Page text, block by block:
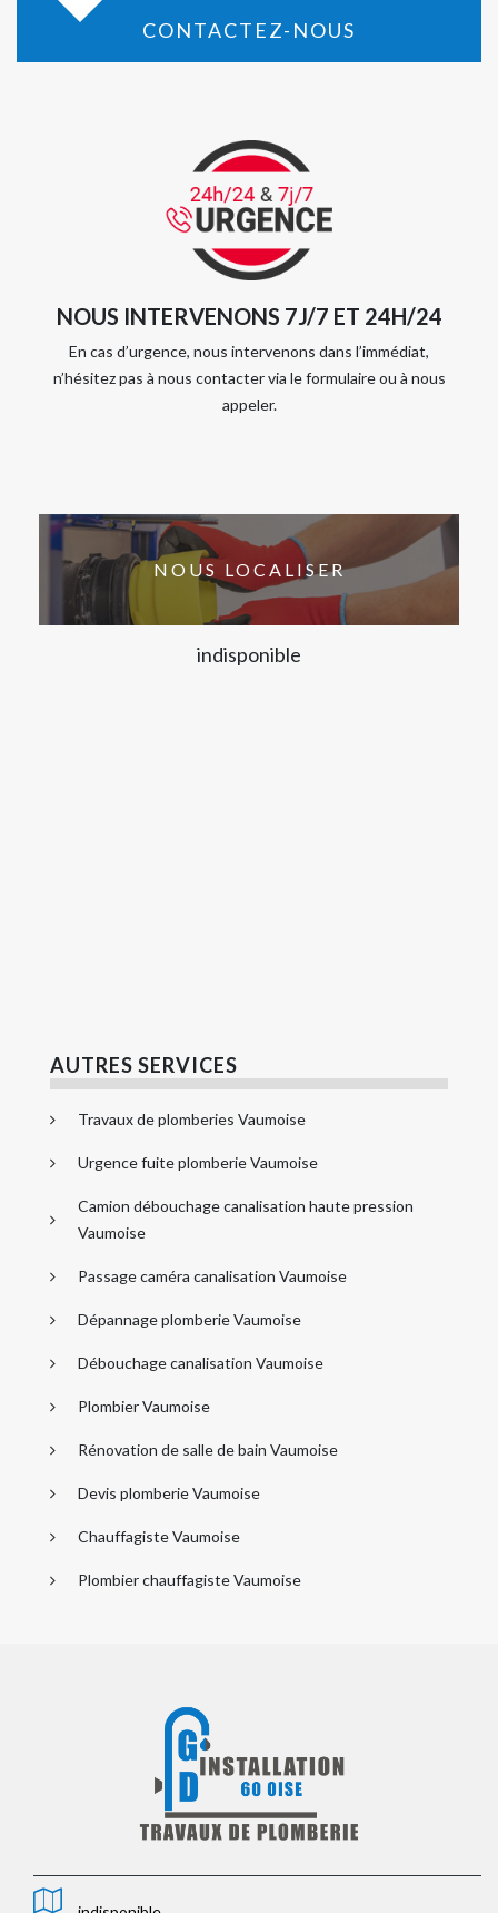
CONTACTEZ-NOUS
NOUS INTERVENONS 7J/7 ET 24H/24
En cas d’urgence, nous intervenons dans l’immédiat,
n’hésitez pas à nous contacter via le formulaire ou à nous
appeler.
NOUS LOCALISER
indisponible
AUTRES SERVICES
Travaux de plomberies Vaumoise
Urgence fuite plomberie Vaumoise
Camion débouchage canalisation haute pression
Vaumoise
Passage caméra canalisation Vaumoise
Dépannage plomberie Vaumoise
Débouchage canalisation Vaumoise
Plombier Vaumoise
Rénovation de salle de bain Vaumoise
Devis plomberie Vaumoise
Chauffagiste Vaumoise
Plombier chauffagiste Vaumoise